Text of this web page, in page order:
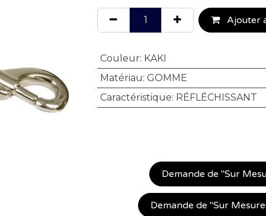
Ajouter
Couleur: KAKI
Matériau: GOMME
Caractéristique: RÉFLÉCHISSANT
Demande de "Sur
Demande de "Sur